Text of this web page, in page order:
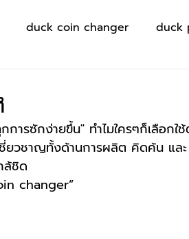
duck coin changer duck
ารซักง่ายขึ้น" ทำไมใครๆก็เลือกใ
ยวชาญทั้งด้านการผลิต คิดค้น แล
ล้ชิด
changer”